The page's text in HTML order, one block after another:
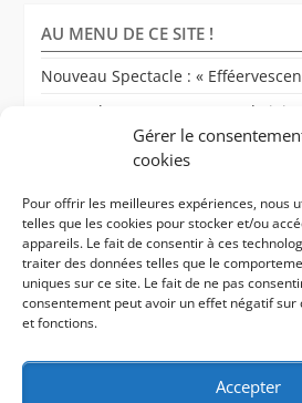
Gérer le
cookies
Pour offrir les meilleures expériences, nous
telles que les cookies pour stocker et/ou
appareils. Le fait de consentir à ces
traiter des données telles que le
uniques sur ce site. Le fait de ne pas
consentement peut avoir un effet négatif
et fonctions.
Accepter
AU MENU DE CE SITE !
Nouveau Spectacle : «
Spectacle 1 : Les semeuses de joie !
Les fées mérides : mais qui sont-
Les fées boeuffent (dates à venir…
Les copines et les copains
Les media content les fées
Les coulisses des fées : le blog